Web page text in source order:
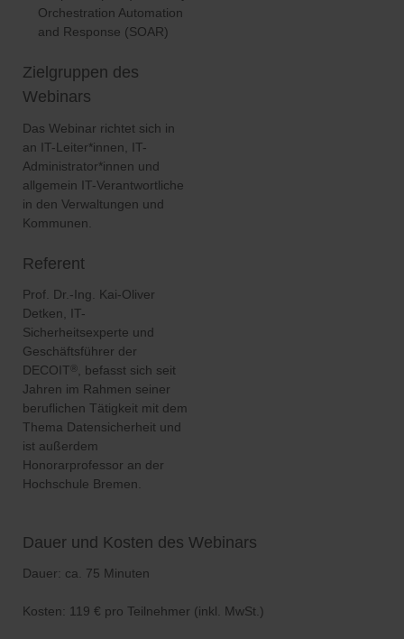
Orchestration Automation
and Response (SOAR)
Zielgruppen des
Webinars
Das Webinar richtet sich in
an IT-Leiter*innen, IT-
Administrator*innen und
allgemein IT-Verantwortliche
in den Verwaltungen und
Kommunen.
Referent
Prof. Dr.-Ing. Kai-Oliver
Detken, IT-
Sicherheitsexperte und
Geschäftsführer der
DECOIT ®
, befasst sich seit
Jahren im Rahmen seiner
beruflichen Tätigkeit mit dem
Thema Datensicherheit und
ist außerdem
Honorarprofessor an der
Hochschule Bremen.
Dauer und Kosten des Webinars
Dauer: ca. 75 Minuten
Kosten: 119 € pro Teilnehmer (inkl. MwSt.)